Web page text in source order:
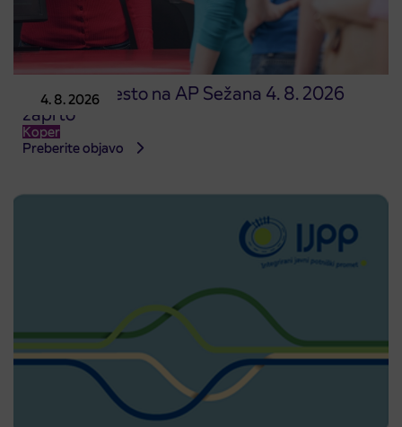
4. 8. 2026
Prodajno mesto na AP Sežana 4. 8. 2026
zaprto
Koper
Preberite objavo